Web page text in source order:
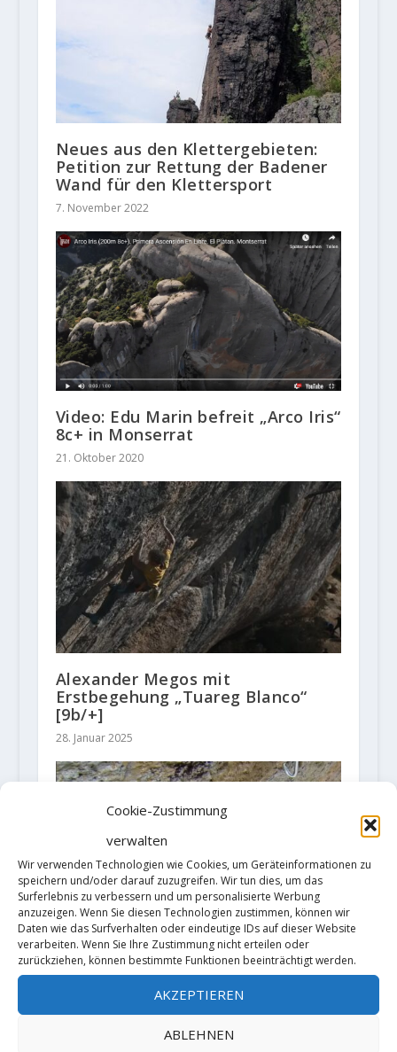
Cookie-Zustimmung
verwalten
Wir verwenden Technologien wie Cookies, um Geräteinformationen zu
speichern und/oder darauf zuzugreifen. Wir tun dies, um das
Surferlebnis zu verbessern und um personalisierte Werbung
anzuzeigen. Wenn Sie diesen Technologien zustimmen, können wir
Daten wie das Surfverhalten oder eindeutige IDs auf dieser Website
verarbeiten. Wenn Sie Ihre Zustimmung nicht erteilen oder
zurückziehen, können bestimmte Funktionen beeinträchtigt werden.
AKZEPTIEREN
ABLEHNEN
Neues aus den Klettergebieten:
Petition zur Rettung der Badener
Wand für den Klettersport
7. November 2022
Video: Edu Marin befreit „Arco Iris“
8c+ in Monserrat
21. Oktober 2020
Alexander Megos mit
Erstbegehung „Tuareg Blanco“
[9b/+]
28. Januar 2025